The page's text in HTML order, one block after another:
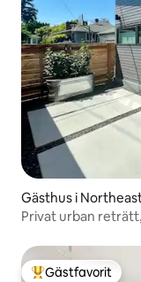
Gästhus i
Privat urban
Gästfavorit